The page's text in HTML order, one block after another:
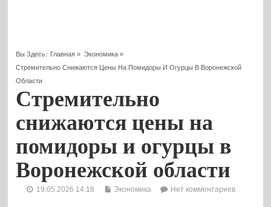
Вы Здесь: Главная » Экономика»
Стремительно Снижаются Цены На Помидоры И Огурцы В Воронежской
Области
Стремительно
снижаются цены на
помидоры и огурцы в
Воронежской области
19.05.2026 14:18 Экономика Нет комментариев